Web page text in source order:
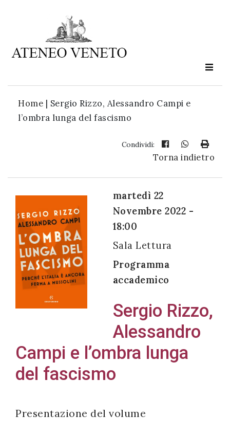
Home | Sergio Rizzo, Alessandro Campi e
l’ombra lunga del fascismo
Condividi:
Torna indietro
martedì 22
Novembre 2022 -
18:00
Sala Lettura
Programma
accademico
Sergio Rizzo,
Alessandro
Campi e l’ombra lunga
del fascismo
Presentazione del volume
Ateneo
è
cultura
Acconsento
all'uso dei
accordo
con il
decreto